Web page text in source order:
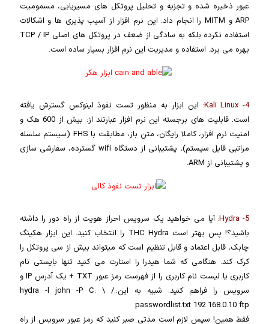
عبور ذخیره شده و تجزیه و تحلیل پروتکل های مسیریابی، مسمومیت
ARP و MITM را انجام داد. این نرم افزار از آسیب پذیری ها و اشکالات
استفاده نکرده بلکه به سادگی از ضعف در پروتکل های اصلی TCP / IP
بهره می برد. استفاده و مدیریت این نرم افزار بسیار ساده است.
4-
Kali Linux: این ابزار به منظور تست نفوذ لینوکس گسترش یافته
است. قابلیت های برجسته این نرم افزار عبارتند از: بیش از 600 هک و
امنیت نرم افزار، کاملا رایگان، متن باز، مطابقت با FHS (سیستم سلسله
مراتبی فایل سیستم)، پشتیبانی از دستگاه wifi گسترده، سفارشی سازی
و پشتیبانی از ARM.
5-
Hydra: آیا می خواهید یک سرویس احراز هویت از راه دور را داشته
باشید؟! پس بهتر است THC Hydra را انتخاب کنید. این ابزار هکینگ
چابک، قابل اعتماد و قابل تنظیم است که میتواند بیش از سی پروتکل را
کرک کند. هنگامی که شما هیدرا را استارت می کنید تنها بایستی نام
کاربری یا لیست نام کاربری را از فهرست رمز عبور TXT + یک آدرس IP و
سرویس را فراهم کنید. شبیه به این:./ hydra -l john -P C: \
passwordlist.txt 192.168.0.10 ftp
فقط همین! سپس لازم است مدتی صبر کنید که رمز عبور سرویس از راه